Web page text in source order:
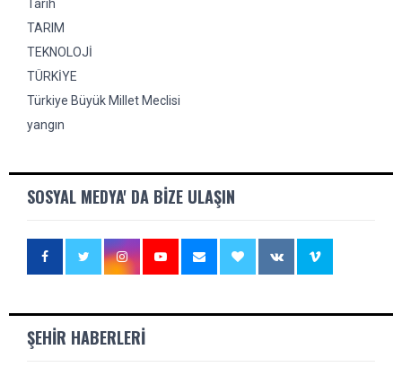
Tarih
TARIM
TEKNOLOJİ
TÜRKİYE
Türkiye Büyük Millet Meclisi
yangın
SOSYAL MEDYA' DA BIZE ULAŞIN
ŞEHIR HABERLERI